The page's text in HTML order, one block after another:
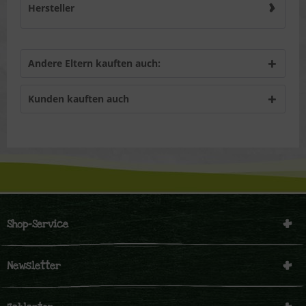
Hersteller
Andere Eltern kauften auch:
Kunden kauften auch
Shop-Service
Newsletter